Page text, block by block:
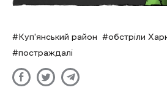
Куп'янський район
обстріли
постраждалі